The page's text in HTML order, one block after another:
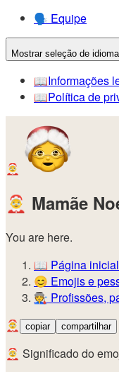
🗣️ Equipe
Mostrar seleção de idioma
📖️Informações
📖️Política de
🤶
🤶 Mamãe
You are here.
📖 Página inicial
😊️ Emojis e
🧑‍🏭 Profissões,
🤶
copiar compartilhar
🤶 Significado do